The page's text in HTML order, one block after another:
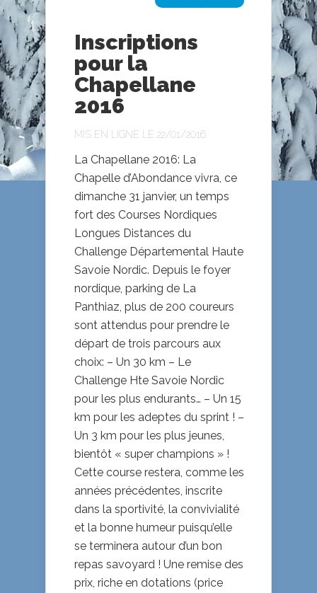
Inscriptions
pour la
Chapellane
2016
MIS EN LIGNE LE 22/01/2016
La Chapellane 2016: La
Chapelle d’Abondance vivra, ce
dimanche 31 janvier, un temps
fort des Courses Nordiques
Longues Distances du
Challenge Départemental Haute
Savoie Nordic. Depuis le foyer
nordique, parking de La
Panthiaz, plus de 200 coureurs
sont attendus pour prendre le
départ de trois parcours aux
choix: – Un 30 km – Le
Challenge Hte Savoie Nordic
pour les plus endurants… – Un 15
km pour les adeptes du sprint ! –
Un 3 km pour les plus jeunes,
bientôt « super champions » !
Cette course restera, comme les
années précédentes, inscrite
dans la sportivité, la convivialité
et la bonne humeur puisqu’elle
se terminera autour d’un bon
repas savoyard ! Une remise des
prix, riche en dotations (price